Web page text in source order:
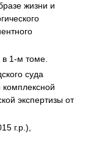
жизни и
1-м томе.
суда
комплексной
экспертизы от
г.р.),